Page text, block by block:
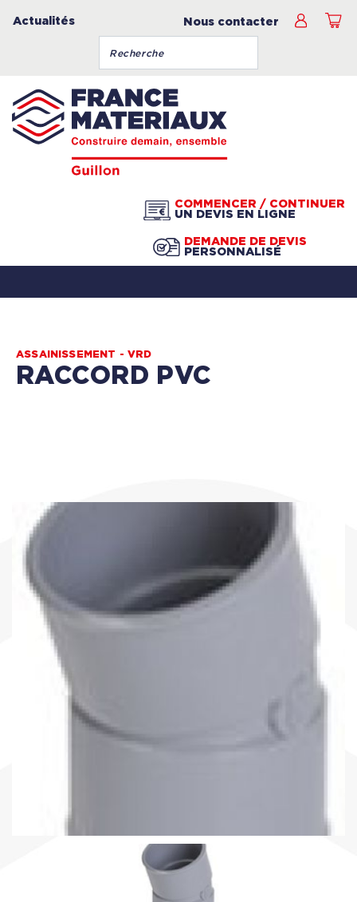
Actualités Nous contacter
COMMENCER / CONTINUER
UN DEVIS EN LIGNE
DEMANDE DE DEVIS
PERSONNALISÉ
ASSAINISSEMENT - VRD
RACCORD PVC